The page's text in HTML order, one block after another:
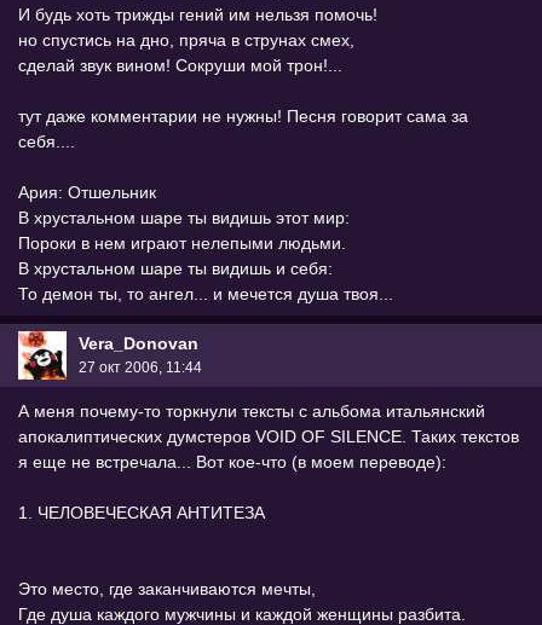
И будь хоть трижды гений им нельзя помочь!
но спустись на дно, пряча в струнах смех,
сделай звук вином! Сокруши мой трон!...
тут даже комментарии не нужны! Песня говорит сама за
себя....
Ария: Отшельник
В хрустальном шаре ты видишь этот мир:
Пороки в нем играют нелепыми людьми.
В хрустальном шаре ты видишь и себя:
То демон ты, то ангел... и мечется душа твоя...
Vera_Donovan
27 окт 2006, 11:44
А меня почему-то торкнули тексты с альбома итальянский
апокалиптических думстеров VOID OF SILENCE. Таких текстов
я еще не встречала... Вот кое-что (в моем переводе):
1. ЧЕЛОВЕЧЕСКАЯ АНТИТЕЗА
Это место, где заканчиваются мечты,
Где душа каждого мужчины и каждой женщины разбита.